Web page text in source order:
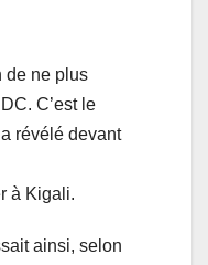
de ne plus
C’est le
révélé devant
à Kigali.
ainsi, selon